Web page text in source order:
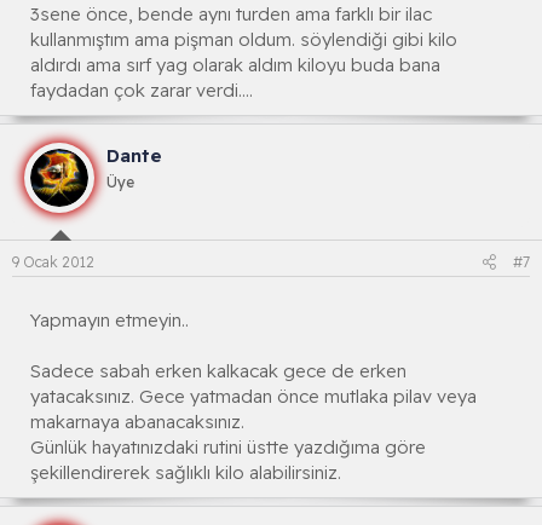
3sene önce, bende aynı turden ama farklı bir ilac
kullanmıştım ama pişman oldum. söylendiği gibi kilo
aldırdı ama sırf yag olarak aldım kiloyu buda bana
faydadan çok zarar verdi....
Dante
Üye
9 Ocak 2012 #7
Yapmayın etmeyin..
Sadece sabah erken kalkacak gece de erken
yatacaksınız. Gece yatmadan önce mutlaka pilav veya
makarnaya abanacaksınız.
Günlük hayatınızdaki rutini üstte yazdığıma göre
şekillendirerek sağlıklı kilo alabilirsiniz.